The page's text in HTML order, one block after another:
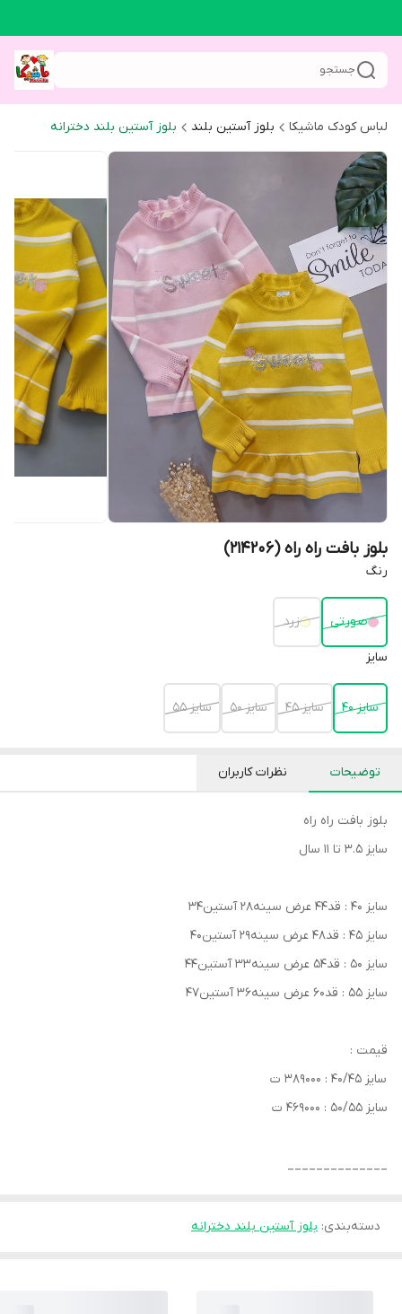
جستجو
لباس کودک ماشیکا بلوز آستین بلند بلوز آستین بلند دخترانه
بلوز بافت راه راه (214206)
رنگ
صورتی زرد
سایز
سایز 40 سایز 45 سایز 50 سایز 55
توضیحات نظرات کاربران
بلوز بافت راه راه
سایز ۳.۵ تا ۱۱ سال
سایز ۴۰ : قد۴۴ عرض سینه۲۸ آستین۳۴
سایز ۴۵ : قد۴۸ عرض سینه۲۹ آستین۴۰
سایز ۵۰ : قد۵۴ عرض سینه۳۳ آستین۴۴
سایز ۵۵ : قد۶۰ عرض سینه۳۶ آستین۴۷
قیمت :
سایز ۴۰/۴۵ : ۳۸۹۰۰۰ ت
سایز ۵۰/۵۵ : ۴۶۹۰۰۰ ت
______________
دسته‌بندی: بلوز آستین بلند دخترانه